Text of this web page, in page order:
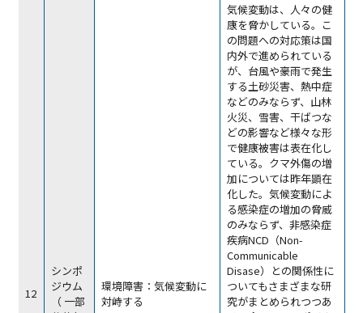
12
シンポ
ジウム
（ 一部
環境障害：気候変動に
対峙する
気候変動は、人々の健
康を脅かしている。こ
の問題への対応策は国
内外で進められている
が、台風や豪雨で発生
する土砂災害、熱中症
などのみならず、山林
火災、雪害、干ばつな
どの影響など様々な形
で健康被害は表在化し
ている。クマ外傷の増
加については昨年顕在
化した。気候変動によ
る感染症の増加の脅威
のみならず、非感染症
疾病NCD（Non-
Communicable
Disase）との関係性に
ついてもさまざまな研
究がまとめられつつあ